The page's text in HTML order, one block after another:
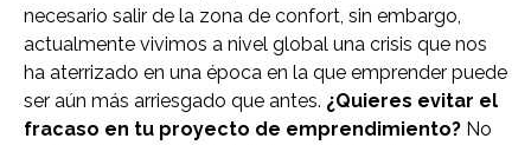
necesario salir de la zona de confort, sin embargo,
actualmente vivimos a nivel global una crisis que nos
ha aterrizado en una época en la que emprender puede
ser aún más arriesgado que antes. ¿Quieres evitar el
fracaso en tu proyecto de emprendimiento? No